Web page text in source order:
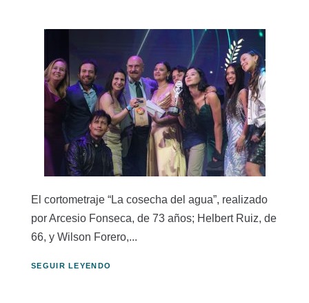
El cortometraje “La cosecha del agua”, realizado
por Arcesio Fonseca, de 73 años; Helbert Ruiz, de
66, y Wilson Forero,...
SEGUIR LEYENDO